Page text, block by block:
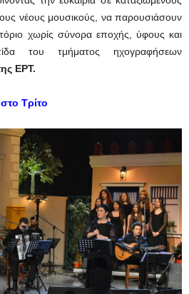
νέους μουσικούς, να παρουσιάσουν
χωρίς σύνορα εποχής, ύφους και
του τμήματος ηχογραφήσεων
ΕΡΤ.
Τρίτο